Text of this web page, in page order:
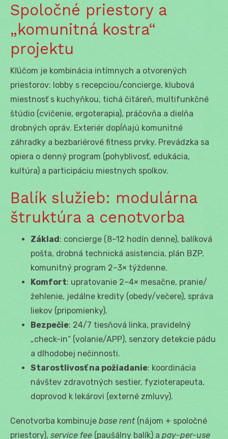
Spoločné priestory a
„komunitná kostra“
projektu
Kľúčom je kombinácia intímnych a otvorených
priestorov: lobby s recepciou/concierge, klubová
miestnosť s kuchyňkou, tichá čitáreň, multifunkčné
štúdio (cvičenie, ergoterapia), práčovňa a dielňa
drobných opráv. Exteriér dopĺňajú komunitné
záhradky a bezbariérové fitness prvky. Prevádzka sa
opiera o denný program (pohyblivosť, edukácia,
kultúra) a participáciu miestnych spolkov.
Balík služieb: modulárna
štruktúra a cenotvorba
Základ: concierge (8–12 hodín denne), balíková
pošta, drobná technická asistencia, plán BZP,
komunitný program 2–3× týždenne.
Komfort: upratovanie 2–4× mesačne, pranie/
žehlenie, jedálne kredity (obedy/večere), správa
liekov (pripomienky).
Bezpečie: 24/7 tiesňová linka, pravidelný
„check-in“ (volanie/APP), senzory detekcie pádu
a dlhodobej nečinnosti.
Starostlivosť na požiadanie: koordinácia
návštev zdravotných sestier, fyzioterapeuta,
doprovod k lekárovi (externé zmluvy).
Cenotvorba kombinuje base rent(nájom + spoločné
priestory), service fee (paušálny balík) a pay-per-use